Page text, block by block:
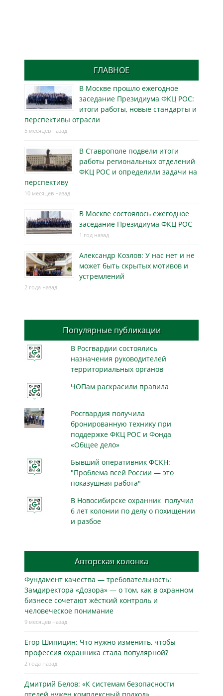
ГЛАВНОЕ
В Москве прошло ежегодное
заседание Президиума ФКЦ РОС:
итоги работы, новые стандарты и
перспективы отрасли
5 месяцев назад
В Ставрополе подвели итоги
работы региональных отделений
ФКЦ РОС и определили задачи на
перспективу
10 месяцев назад
В Москве состоялось ежегодное
заседание Президиума ФКЦ РОС
1 год назад
Александр Козлов: У нас нет и не
может быть скрытых мотивов и
устремлений
2 года назад
Популярные публикации
В Росгвардии состоялись
назначения руководителей
территориальных органов
ЧОПам раскрасили правила
Росгвардия получила
бронированную технику при
поддержке ФКЦ РОС и Фонда
«Общее дело»
Бывший оперативник ФСКН:
"Проблема всей России — это
показушная работа"
В Новосибирске охранник получил
6 лет колонии по делу о похищении
и разбое
Авторская колонка
Фундамент качества — требовательность:
Замдиректора «Дозора» — о том, как в охранном
бизнесe сочетают жёсткий контроль и
человеческое понимание
9 месяцев назад
Егор Шипицин: Что нужно изменить, чтобы
профессия охранника стала популярной?
2 года назад
Дмитрий Белов: «К системам безопасности